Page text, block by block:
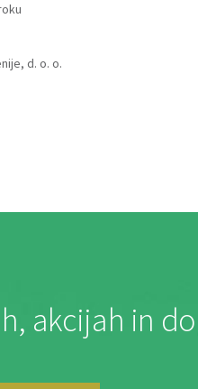
d. o. o.
akcijah in